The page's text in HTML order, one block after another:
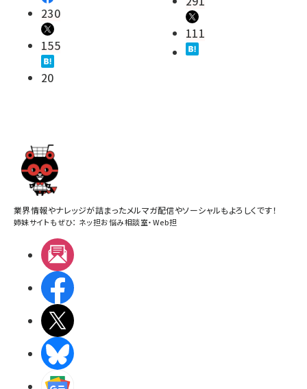
230
155
20
111
業界情報やナレッジが詰まったメルマガ配信やソーシャルもよろしくです！
姉妹サイトもぜひ： ネッ担お悩み相談室・Web担